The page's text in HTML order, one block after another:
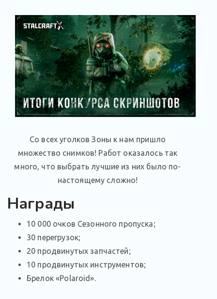
Со всех уголков Зоны к нам пришло
множество снимков! Работ оказалось так
много, что выбрать лучшие из них было по-
настоящему сложно!
Награды
10 000 очков Сезонного пропуска;
30 перегрузок;
20 продвинутых запчастей;
10 продвинутых инструментов;
Брелок «Polaroid».